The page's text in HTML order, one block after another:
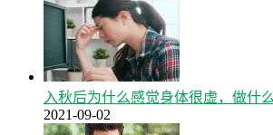
入秋后为什么感觉身体很虚，做什
2021-09-02